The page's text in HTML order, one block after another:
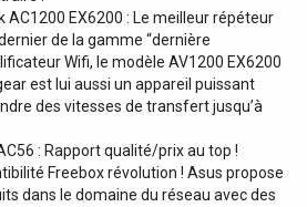
AC1200 EX6200 : Le meilleur répéteur
de la gamme “dernière
Wifi, le modèle AV1200 EX6200
est lui aussi un appareil puissant
des vitesses de transfert jusqu’à
: Rapport qualité/prix au top !
Freebox révolution ! Asus propose
dans le domaine du réseau avec des